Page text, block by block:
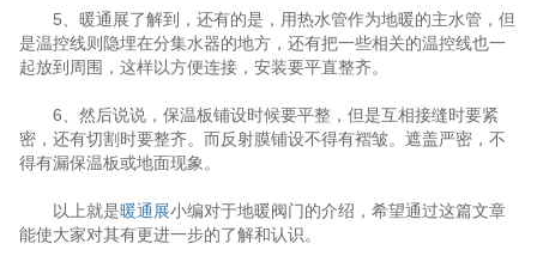
5、暖通展了解到，还有的是，用热水管作为地暖的主水管，但
是温控线则隐埋在分集水器的地方，还有把一些相关的温控线也一
起放到周围，这样以方便连接，安装要平直整齐。
6、然后说说，保温板铺设时候要平整，但是互相接缝时要紧
密，还有切割时要整齐。而反射膜铺设不得有褶皱。遮盖严密，不
得有漏保温板或地面现象。
以上就是暖通展小编对于地暖阀门的介绍，希望通过这篇文章
能使大家对其有更进一步的了解和认识。